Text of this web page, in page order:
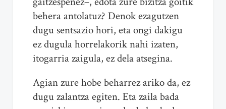
behera antolatuz? Denok ezagutzen
dugu sentsazio hori, eta ongi dakigu
ez dugula horrelakorik nahi izaten,
itogarria zaigula, ez dela atsegina.
Agian zure hobe beharrez ariko da, ez
dugu zalantza egiten. Eta zaila bada